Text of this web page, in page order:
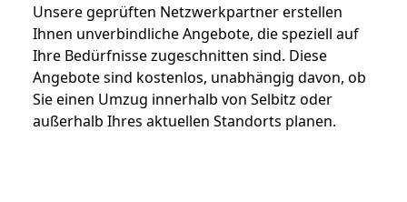
Unsere geprüften Netzwerkpartner erstellen
Ihnen unverbindliche Angebote, die speziell auf
Ihre Bedürfnisse zugeschnitten sind. Diese
Angebote sind kostenlos, unabhängig davon, ob
Sie einen Umzug innerhalb von Selbitz oder
außerhalb Ihres aktuellen Standorts planen.